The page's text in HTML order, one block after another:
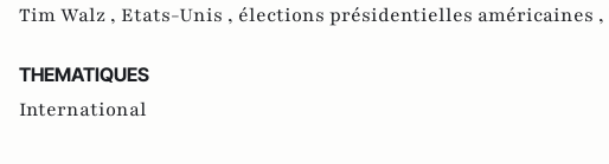
Tim Walz , Etats-Unis , élections présidentielles américaines ,
THEMATIQUES
International